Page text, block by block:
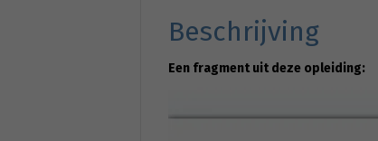
Beschrijving
Een fragment uit deze opleiding: